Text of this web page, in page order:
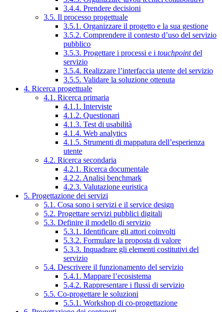
3.4.4. Prendere decisioni
3.5. Il processo progettuale
3.5.1. Organizzare il progetto e la sua gestione
3.5.2. Comprendere il contesto d’uso del servizio
pubblico
3.5.3. Progettare i processi e i touchpointdel
servizio
3.5.4. Realizzare l’interfaccia utente del servizio
3.5.5. Validare la soluzione ottenuta
4. Ricerca progettuale
4.1. Ricerca primaria
4.1.1. Interviste
4.1.2. Questionari
4.1.3. Test di usabilità
4.1.4. Web analytics
4.1.5. Strumenti di mappatura dell’esperienza
utente
4.2. Ricerca secondaria
4.2.1. Ricerca documentale
4.2.2. Analisi benchmark
4.2.3. Valutazione euristica
5. Progettazione dei servizi
5.1. Cosa sono i servizi e il service design
5.2. Progettare servizi pubblici digitali
5.3. Definire il modello di servizio
5.3.1. Identificare gli attori coinvolti
5.3.2. Formulare la proposta di valore
5.3.3. Inquadrare gli elementi costitutivi del
servizio
5.4. Descrivere il funzionamento del servizio
5.4.1. Mappare l’ecosistema
5.4.2. Rappresentare i flussi di servizio
5.5. Co-progettare le soluzioni
5.5.1. Workshop di co-progettazione